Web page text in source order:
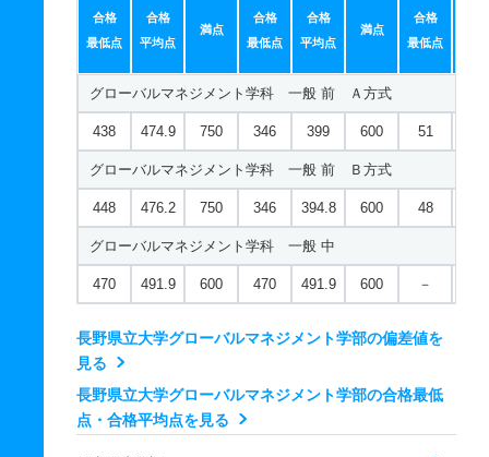
合格
最低点
合格
平均点
満点
合格
最低点
合格
平均点
満点
合格
最低点
グローバルマネジメント学科 一般 前 Ａ方式
438 474.9 750 346 399 600 51
グローバルマネジメント学科 一般 前 Ｂ方式
448 476.2 750 346 394.8 600 48
グローバルマネジメント学科 一般 中
470 491.9 600 470 491.9 600 －
長野県立大学グローバルマネジメント学部の偏差値を
見る
長野県立大学グローバルマネジメント学部の合格最低
点・合格平均点を見る